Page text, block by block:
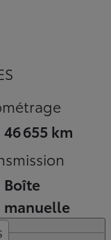
46 655 km
Boîte
manuelle